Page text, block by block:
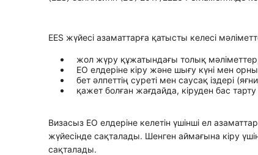
EES жүйесі азаматтарға қатысты келесі
жол жүру құжатындағы толық
ЕО елдеріне кіру және шығу күні мен
бет әлпеттің суреті мен саусақ іздері
қажет болған жағдайда, кіруден бас
Визасыз ЕО елдеріне келетін үшінші ел
жүйесінде сақталады. Шенген аймағына кіру
сақталады.